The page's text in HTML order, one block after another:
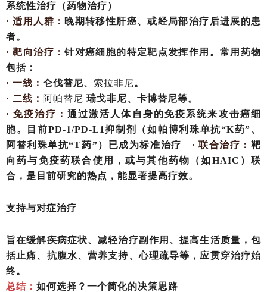
系统性治疗（药物治疗）
· 适用人群： 晚期转移性肝癌、或经局部治疗后进展的患
者。
· 靶向治疗：针对癌细胞的特定靶点发挥作用。常用药物
包括：
· 一线： 仑伐替尼、 索拉非尼。
· 二线： 阿帕替尼 瑞戈非尼、卡博替尼等。
· 免疫治疗： 通过激活人体自身的免疫系统来攻击癌细
胞。目前PD-1/PD-L1抑制剂（如帕博利珠单抗“K药”、
阿替利珠单抗“T药”）已成为标准治疗 · 联合治疗：靶
向药与免疫药联合使用，或与其他药物（如 HAIC）联
合，是目前研究的热点，能显著提高疗效。
支持与对症治疗
旨在缓解疾病症状、减轻治疗副作用、提高生活质量，包
括止痛、抗腹水、营养支持、心理疏导等，应贯穿治疗始
终。
总结： 如何选择？一个简化的决策思路